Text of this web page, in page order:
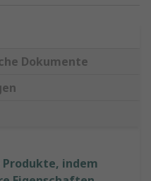
Dokumente
Produkte, indem